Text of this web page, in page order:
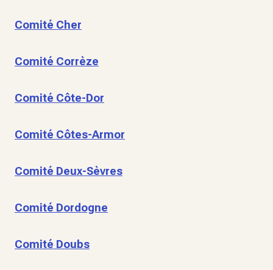
Comité Cher
Comité Corrèze
Comité Côte-Dor
Comité Côtes-Armor
Comité Deux-Sèvres
Comité Dordogne
Comité Doubs